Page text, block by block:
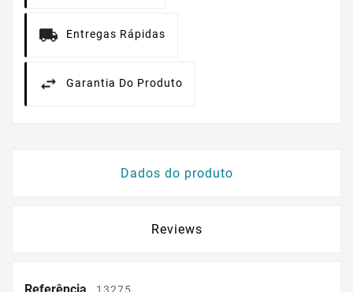
Entregas Rápidas
Garantia Do Produto
Dados do produto
Reviews